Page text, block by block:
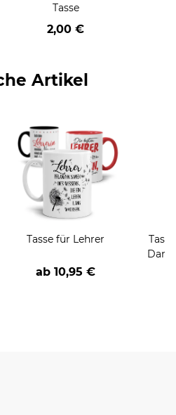
Tasse
2,00 €
Artikel
Tasse für Lehrer
ab 10,95 €